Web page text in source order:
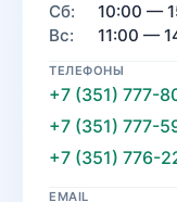
Сб:
10:00 —
Вс:
11:00 —
ТЕЛЕФОНЫ
+7 (351) 777-
+7 (351) 777-
+7 (351) 776-
EMAIL